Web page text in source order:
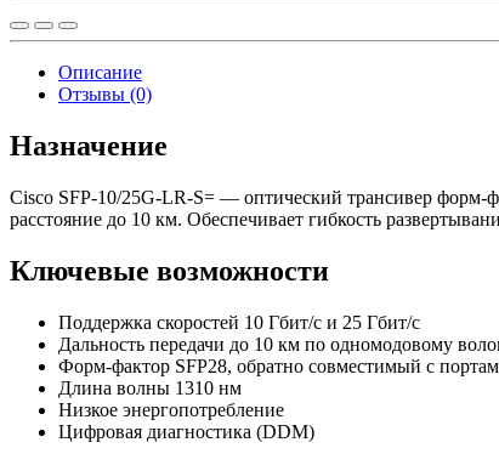
Описание
Отзывы (0)
Назначение
Cisco SFP-10/25G-LR-S= — оптический трансивер форм-
расстояние до 10 км. Обеспечивает гибкость
Ключевые возможности
Поддержка скоростей 10 Гбит/с и 25 Гбит/с
Дальность передачи до 10 км по одномодовому
Форм-фактор SFP28, обратно совместимый с
Длина волны 1310 нм
Низкое энергопотребление
Цифровая диагностика (DDM)